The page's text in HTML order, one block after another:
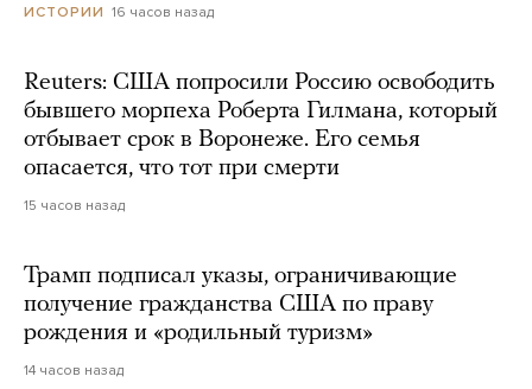
ИСТОРИИ 16 часов назад
Reuters: США попросили Россию освободить
бывшего морпеха Роберта Гилмана, который
отбывает срок в Воронеже. Его семья
опасается, что тот при смерти
15 часов назад
Трамп подписал указы, ограничивающие
получение гражданства США по праву
рождения и «родильный туризм»
14 часов назад